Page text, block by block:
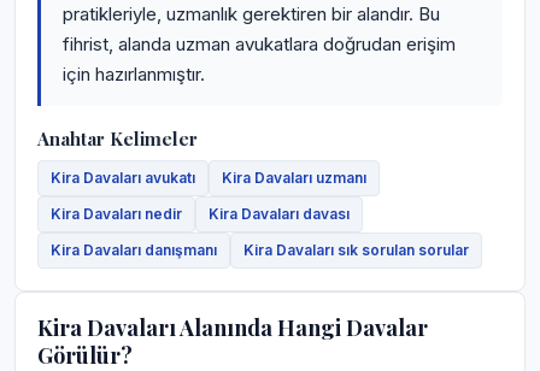
pratikleriyle, uzmanlık gerektiren bir alandır. Bu
fihrist, alanda uzman avukatlara doğrudan erişim
için hazırlanmıştır.
Anahtar Kelimeler
Kira Davaları avukatı
Kira Davaları uzmanı
Kira Davaları nedir
Kira Davaları davası
Kira Davaları danışmanı
Kira Davaları sık sorulan sorular
Kira Davaları Alanında Hangi Davalar
Görülür?